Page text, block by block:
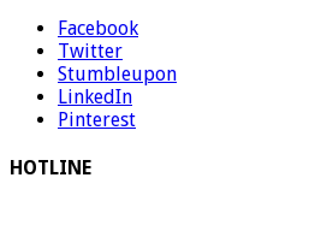
Facebook
Twitter
Stumbleupon
LinkedIn
Pinterest
HOTLINE